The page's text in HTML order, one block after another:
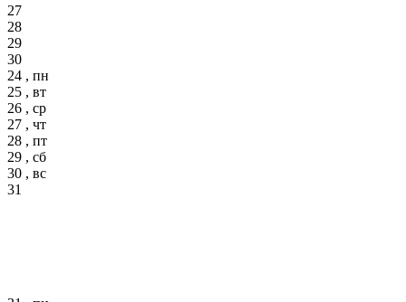
27
28
29
30
24 , пн
25 , вт
26 , ср
27 , чт
28 , пт
29 , сб
30 , вс
31